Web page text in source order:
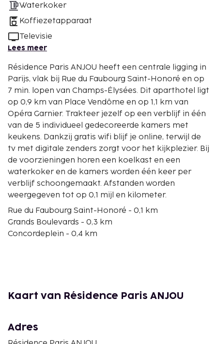
Waterkoker
Koffiezetapparaat
Televisie
Lees meer
Résidence Paris ANJOU heeft een centrale ligging in
Parijs, vlak bij Rue du Faubourg Saint-Honoré en op
7 min. lopen van Champs-Élysées. Dit aparthotel ligt
op 0,9 km van Place Vendôme en op 1,1 km van
Opéra Garnier. Trakteer jezelf op een verblijf in één
van de 5 individueel gedecoreerde kamers met
keukens. Dankzij gratis wifi blijf je online, terwijl de
tv met digitale zenders zorgt voor het kijkplezier. Bij
de voorzieningen horen een koelkast en een
waterkoker en de kamers worden één keer per
verblijf schoongemaakt. Afstanden worden
weergegeven tot op 0,1 mijl en kilometer.
Rue du Faubourg Saint-Honoré - 0,1 km
Grands Boulevards - 0,3 km
Concordeplein - 0,4 km
Jardin des Tuileries - 0,7 km
Musée de l'Orangerie - 0,9 km
Grand Palais - 1 km
Kaart van Résidence Paris ANJOU
Adres